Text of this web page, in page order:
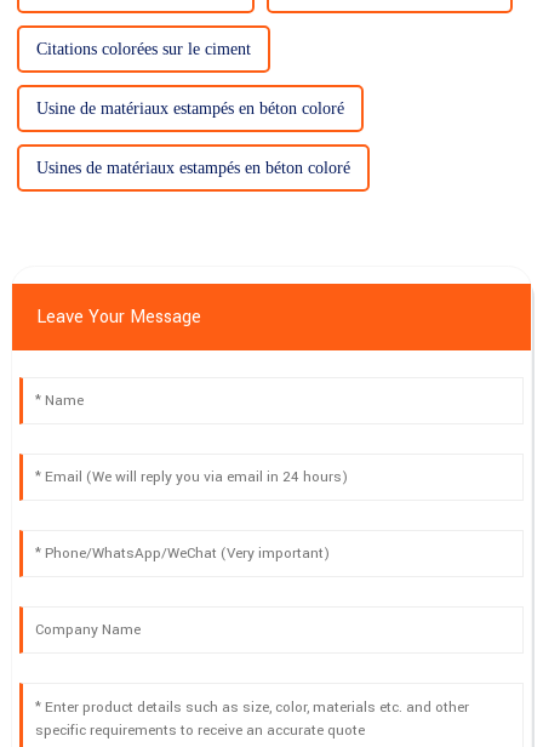
Citations colorées sur le ciment
Usine de matériaux estampés en béton coloré
Usines de matériaux estampés en béton coloré
Leave Your Message